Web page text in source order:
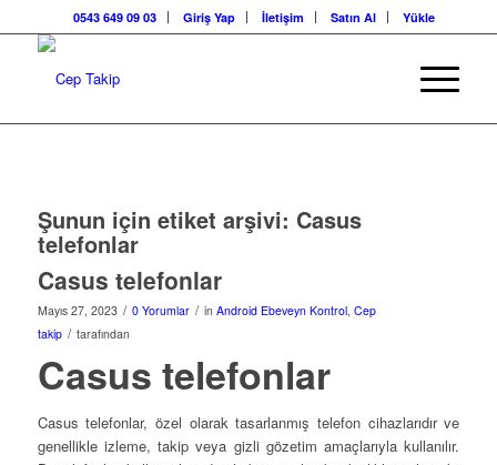
0543 649 09 03 Giriş Yap İletişim Satın Al Yükle
Şunun için etiket arşivi: Casus
telefonlar
Casus telefonlar
Mayıs 27, 2023 / 0 Yorumlar / in Android Ebeveyn Kontrol, Cep
takip / tarafından
Casus telefonlar
Casus telefonlar, özel olarak tasarlanmış telefon cihazlarıdır ve
genellikle izleme, takip veya gizli gözetim amaçlarıyla kullanılır.